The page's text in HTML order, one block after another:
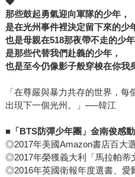
那些鼓起勇氣迎向軍隊的少年，
是在光州事件裡決定留下來的少
也是母親在518那夜帶不走的少年
是那些代替我們赴義的少年，
也是至今仍像影子般穿梭在你我
「在尊嚴與暴力共存的世界，
出現下一個光州。」──韓江
■「BTS防彈少年團」金南俊感動
◎2017年美國Amazon書店百大
◎2017年榮獲義大利「馬拉帕蒂
◎2016年英國衛報年度選書、愛